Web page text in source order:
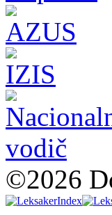
©2026